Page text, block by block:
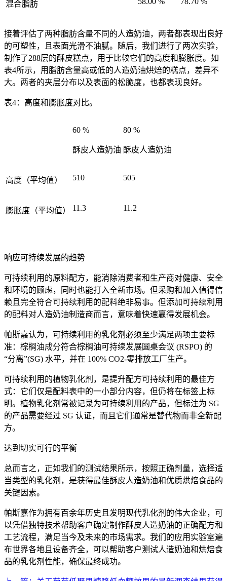
混合脂肪
接着评估了两种脂肪含量不同的人造奶油，两者都表现出良好
的可塑性，且表面光滑不油腻。随后，我们进行了两次实验，
制作了288层的酥皮糕点，用于比较它们的高度和膨胀度。如
表4所示，用脂肪含量高或低的人造奶油烘焙的糕点，差异不
大。两者的夹层分布以及表面的松脆度，也都表现良好。
表4：高度和膨胀度对比。
60 %
酥皮人造奶油
80 %
酥皮人造奶油
高度（平均值） 510 505
膨胀度（平均值） 11.3 11.2
响应可持续发展的趋势
可持续利用的原料配方，能消除消费者和生产商对健康、安全
和环境的顾虑，同时也能打入全新市场。但采购和加入值得信
赖且完全符合可持续利用的配料绝非易事。但添加可持续利用
的配料对人造奶油制造商而言，意味着快速赢得发展机会。
帕斯嘉认为，可持续利用的乳化剂必须至少满足两项主要标
准：棕榈油成分符合棕榈油可持续发展圆桌会议 (RSPO) 的
“分离”(SG) 水平，并在 100% CO2-零排放工厂生产。
可持续利用的植物乳化剂，是提升配方可持续利用的最佳方
式：它们仅是配料表中的一小部分内容，但仍将在标签上标
明。植物乳化剂常被记录为可持续利用的产品，但标注为 SG
的产品需要经过 SG 认证，而且它们通常是替代物而非全新配
方。
达到切实可行的平衡
总而言之，正如我们的测试结果所示，按照正确剂量，选择适
当类型的乳化剂，是获得最佳酥皮人造奶油和优质烘焙食品的
关键因素。
帕斯嘉作为拥有百余年历史且发明现代乳化剂的伟大企业，可
以凭借独特技术帮助客户确定制作酥皮人造奶油的正确配方和
工艺流程，满足当今及未来的市场需求。我们的应用实验室遍
布世界各地且设备齐全，可以帮助客户测试人造奶油和烘焙食
品的乳化剂性能，确保最终成功。